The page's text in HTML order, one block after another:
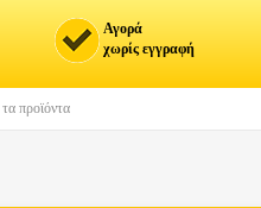
Αγορά
χωρίς εγγραφή
προϊόντα